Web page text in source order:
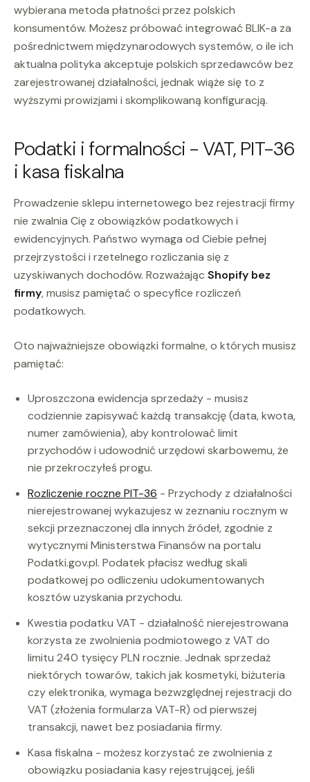
wybierana metoda płatności przez polskich
konsumentów. Możesz próbować integrować BLIK-a za
pośrednictwem międzynarodowych systemów, o ile ich
aktualna polityka akceptuje polskich sprzedawców bez
zarejestrowanej działalności, jednak wiąże się to z
wyższymi prowizjami i skomplikowaną konfiguracją.
Podatki i formalności - VAT, PIT-36
i kasa fiskalna
Prowadzenie sklepu internetowego bez rejestracji firmy
nie zwalnia Cię z obowiązków podatkowych i
ewidencyjnych. Państwo wymaga od Ciebie pełnej
przejrzystości i rzetelnego rozliczania się z
uzyskiwanych dochodów. Rozważając Shopify bez
firmy, musisz pamiętać o specyfice rozliczeń
podatkowych.
Oto najważniejsze obowiązki formalne, o których musisz
pamiętać:
Uproszczona ewidencja sprzedaży - musisz
codziennie zapisywać każdą transakcję (data, kwota,
numer zamówienia), aby kontrolować limit
przychodów i udowodnić urzędowi skarbowemu, że
nie przekroczyłeś progu.
Rozliczenie roczne PIT-36 - Przychody z działalności
nierejestrowanej wykazujesz w zeznaniu rocznym w
sekcji przeznaczonej dla innych źródeł, zgodnie z
wytycznymi Ministerstwa Finansów na portalu
Podatki.gov.pl. Podatek płacisz według skali
podatkowej po odliczeniu udokumentowanych
kosztów uzyskania przychodu.
Kwestia podatku VAT - działalność nierejestrowana
korzysta ze zwolnienia podmiotowego z VAT do
limitu 240 tysięcy PLN rocznie. Jednak sprzedaż
niektórych towarów, takich jak kosmetyki, biżuteria
czy elektronika, wymaga bezwzględnej rejestracji do
VAT (złożenia formularza VAT-R) od pierwszej
transakcji, nawet bez posiadania firmy.
Kasa fiskalna - możesz korzystać ze zwolnienia z
obowiązku posiadania kasy rejestrującej, jeśli